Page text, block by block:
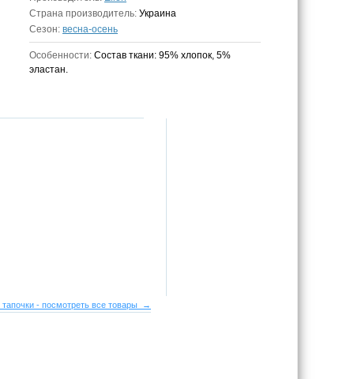
Страна производитель: Украина
Сезон: весна-осень
Особенности: Состав ткани: 95% хлопок, 5%
эластан.
- посмотреть все товары →